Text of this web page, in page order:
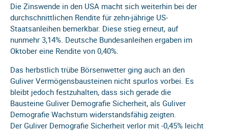
Die Zinswende in den USA macht sich weiterhin bei der
durchschnittlichen Rendite für zehn-jährige US-
Staatsanleihen bemerkbar. Diese stieg erneut, auf
nunmehr 3,14%. Deutsche Bundesanleihen ergaben im
Oktober eine Rendite von 0,40%.
Das herbstlich trübe Börsenwetter ging auch an den
Guliver Vermögensbausteinen nicht spurlos vorbei. Es
bleibt jedoch festzuhalten, dass sich gerade die
Bausteine Guliver Demografie Sicherheit, als Guliver
Demografie Wachstum widerstandsfähig zeigten.
Der Guliver Demografie Sicherheit verlor mit -0,45% leicht